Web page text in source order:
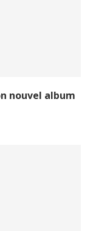
nouvel album